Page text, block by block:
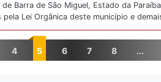
Barra de São Miguel, Estado da
Lei Orgânica deste município e
4 5 6 7 8 ...